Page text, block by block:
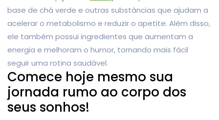
base de chá verde e outras substâncias que ajudam a
acelerar o metabolismo e reduzir o apetite. Além disso,
ele também possui ingredientes que aumentam a
energia e melhoram o humor, tornando mais fácil
seguir uma rotina saudável.
Comece hoje mesmo sua
jornada rumo ao corpo dos
seus sonhos!